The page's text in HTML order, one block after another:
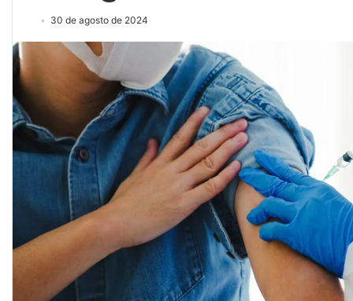
30 de agosto de 2024